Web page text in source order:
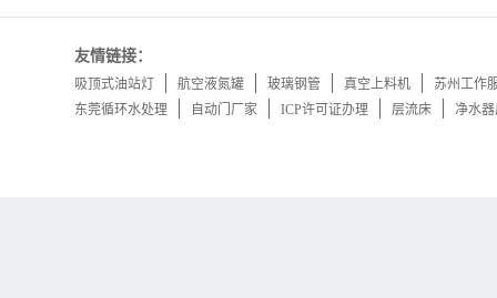
友情链接：
吸顶式油站灯 航空液氮罐 玻璃钢管 真空上料机
苏州工作
东莞循环水处理
自动门厂家 ICP许可证办理 层流床 净水